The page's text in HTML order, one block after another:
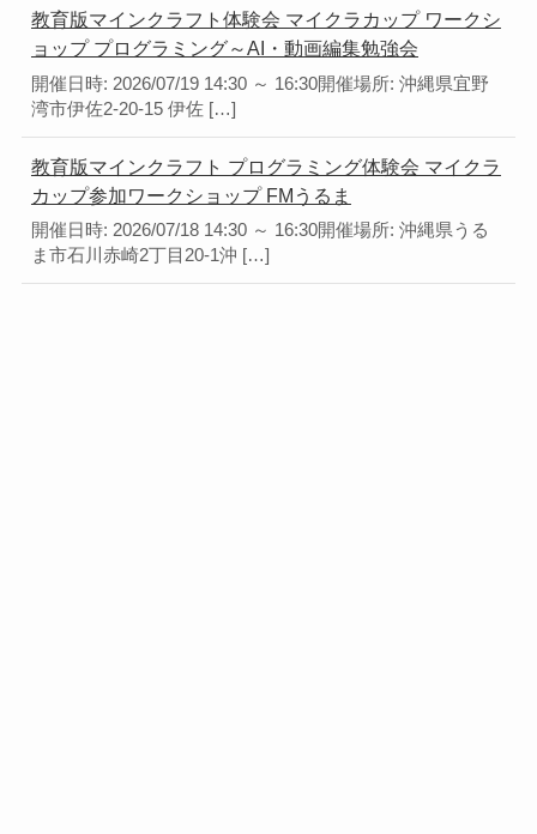
教育版マインクラフト体験会 マイクラカップ ワークシ
ョップ プログラミング～AI・動画編集勉強会
開催日時: 2026/07/19 14:30 ～ 16:30開催場所: 沖縄県宜野
湾市伊佐2-20-15 伊佐 […]
教育版マインクラフト プログラミング体験会 マイクラ
カップ参加ワークショップ FMうるま
開催日時: 2026/07/18 14:30 ～ 16:30開催場所: 沖縄県うる
ま市石川赤崎2丁目20-1沖 […]